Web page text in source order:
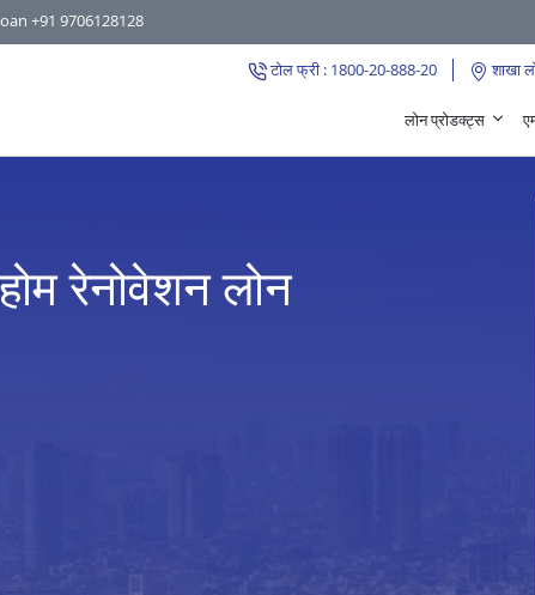
+91 9706128128
टोल फ्री : 1800-20-888-20 शाखा
लोन प्रोडक्ट्स
रेनोवेशन लोन